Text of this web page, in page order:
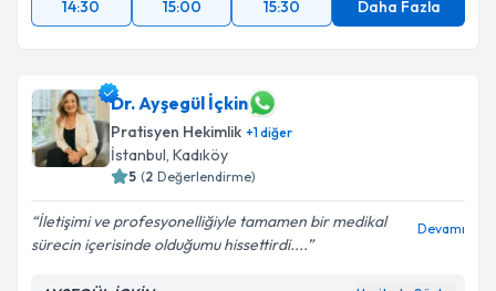
14:30 15:00 15:30 Daha Fazla
Dr. Ayşegül İçkin
Pratisyen Hekimlik +1diğer
İstanbul, Kadıköy
5 (2 Değerlendirme)
İletişimi ve profesyonelliğiyle tamamen bir medikal
sürecin içerisinde olduğumu hissettirdi....
Devamı